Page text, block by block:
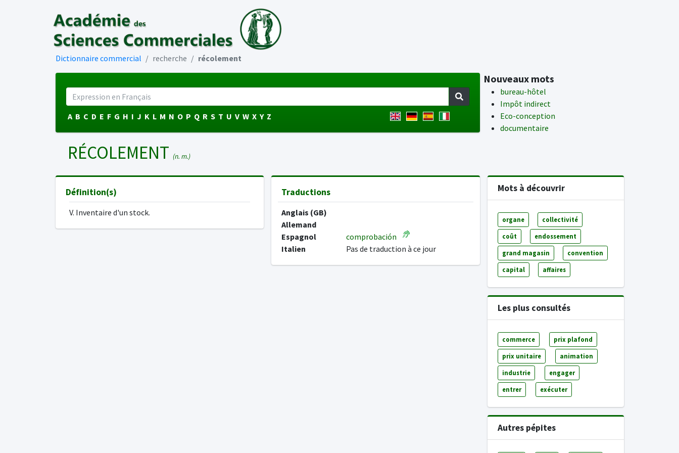
Dictionnaire commercial recherche récolement
A B C D E F G H I J K L M N O P Q R S T U V W X Y Z
Nouveaux mots
bureau-hôtel
Impôt indirect
Eco-conception
documentaire
RÉCOLEMENT (n. m.)
Définition(s)
V. Inventaire d'un stock.
Traductions
Anglais (GB)
Allemand
Espagnol
comprobación
Italien
Pas de traduction à ce jour
Mots à découvrir
organe collectivité
coût endossement
grand magasin convention
capital affaires
Les plus consultés
commerce prix plafond
prix unitaire animation
industrie engager
entrer exécuter
Autres pépites